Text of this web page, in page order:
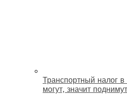
Транспортный налог в
могут, значит поднимут